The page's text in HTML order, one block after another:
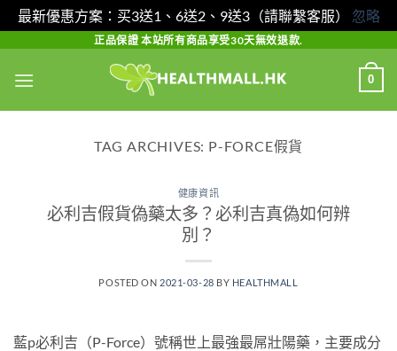
最新優惠方案：买3送1、6送2、9送3（請聯繫客服） 忽略
content
正品保證 本站所有商品享受30天無效退款.
0
TAG ARCHIVES: P-FORCE假貨
健康資訊
必利吉假貨偽藥太多？必利吉真偽如何辨
別？
POSTED ON 2021-03-28 BY HEALTHMALL
藍p必利吉（P-Force）號稱世上最強最屌壯陽藥，主要成分